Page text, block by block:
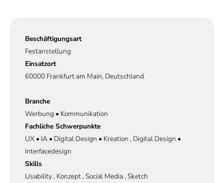
Beschäftigungsart
Festanstellung
Einsatzort
60000 Frankfurt am Main, Deutschland
Branche
Werbung • Kommunikation
Fachliche Schwerpunkte
UX • IA • Digital Design • Kreation , Digital Design •
Interfacedesign
Skills
Usability , Konzept , Social Media , Sketch